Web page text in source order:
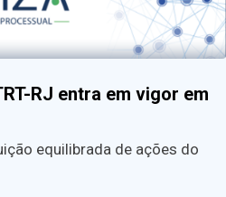
RJ entra em vigor em
equilibrada de ações do